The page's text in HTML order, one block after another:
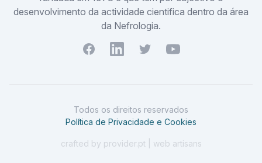
desenvolvimento da actividade cientifica dentro da área
da Nefrologia.
FacebookYoutubeTwitterYoutube
Todos os direitos reservados
Política de Privacidade e Cookies
crafted by provider.pt | web artisans